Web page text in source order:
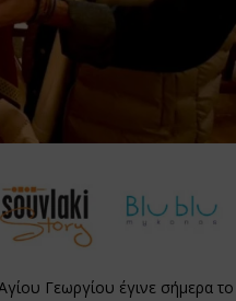
Γεωργίου έγινε σήμερα το